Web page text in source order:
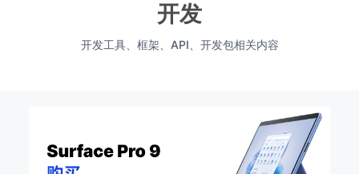
开发
开发工具、框架、API、开发包相关内容